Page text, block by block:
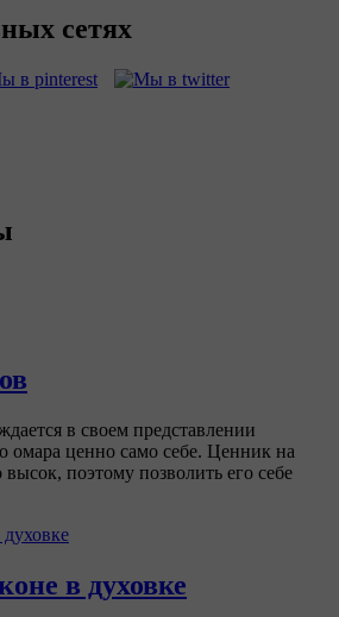
сетях
в своем представлении
омара ценно само себе. Ценник на
высок, поэтому позволить его себе
в духовке